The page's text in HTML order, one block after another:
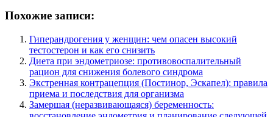
Похожие записи:
Гиперандрогения у женщин: чем опасен высокий
тестостерон и как его снизить
Диета при эндометриозе: противовоспалительный
рацион для снижения болевого синдрома
Экстренная контрацепция (Постинор, Эскапел): правила
приема и последствия для организма
Замершая (неразвивающаяся) беременность: